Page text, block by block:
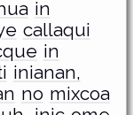
in
callaqui
in
inianan,
no mixcoa